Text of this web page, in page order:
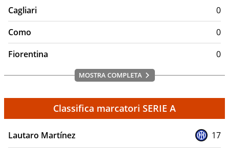
Cagliari
0
Como
0
Fiorentina
0
MOSTRA COMPLETA
Classifica marcatori SERIE A
Lautaro Martínez 17